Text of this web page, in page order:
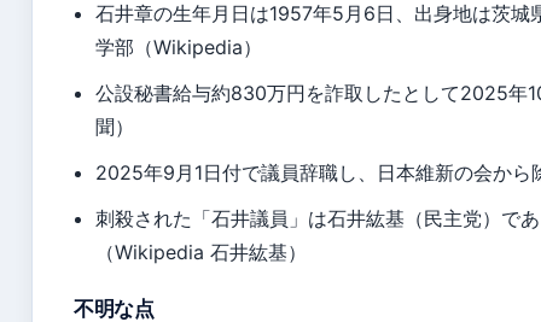
石井章の生年月日は1957年5月6日、出身地は茨城
学部（Wikipedia）
公設秘書給与約830万円を詐取したとして2025年
聞）
2025年9月1日付で議員辞職し、日本維新の会から
刺殺された「石井議員」は石井紘基（民主党）で
（Wikipedia 石井紘基）
不明な点